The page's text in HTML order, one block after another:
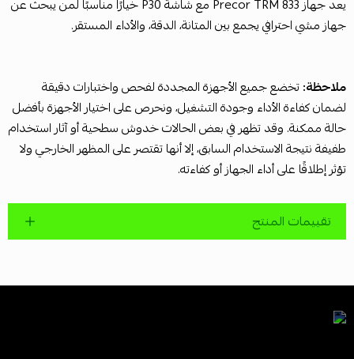
يعد جهاز Precor TRM 833 مع شاشة P30 خيارًا مناسبًا لمن يبحث عن
جهاز مشي احترافي يجمع بين المتانة، الدقة، والأداء المستقر.
ملاحظة:تخضع جميع الأجهزة المجددة لفحص واختبارات دقيقة
لضمان كفاءة الأداء وجودة التشغيل، ونحرص على اختيار الأجهزة بأفضل
حالة ممكنة. وقد تظهر في بعض الحالات خدوش سطحية أو آثار استخدام
طفيفة نتيجة الاستخدام السابق، إلا أنها تقتصر على المظهر الخارجي ولا
تؤثر إطلاقًا على أداء الجهاز أو كفاءته.
تقييمات المنتج